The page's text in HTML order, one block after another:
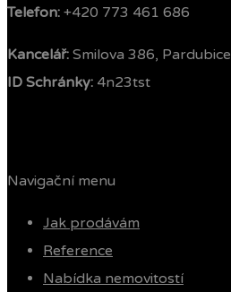
Telefon: ‭ +420 773 461 686‬
Kancelář: Smilova 386, Pardubice
ID Schránky: 4n23tst
Navigační menu
Jak prodávám
Reference
Nabídka nemovitostí